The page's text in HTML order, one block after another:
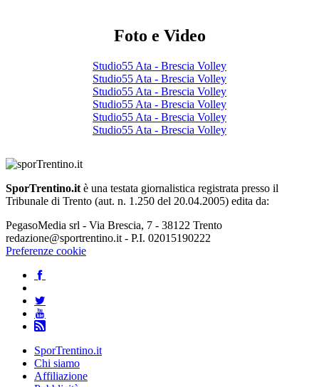
Foto e Video
Studio55 Ata - Brescia Volley
Studio55 Ata - Brescia Volley
Studio55 Ata - Brescia Volley
Studio55 Ata - Brescia Volley
Studio55 Ata - Brescia Volley
Studio55 Ata - Brescia Volley
SporTrentino.it è una testata giornalistica registrata presso il
Tribunale di Trento (aut. n. 1.250 del 20.04.2005) edita da:
PegasoMedia srl - Via Brescia, 7 - 38122 Trento
redazione@sportrentino.it - P.I. 02015190222
Preferenze cookie
SporTrentino.it
Chi siamo
Affiliazione